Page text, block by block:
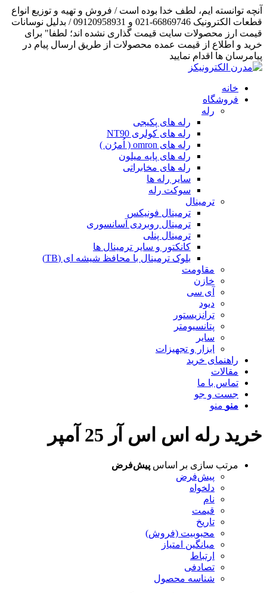
آنچه توانسته ایم، لطف خدا بوده است / فروش و تهیه و توزیع انواع
قطعات الکترونیک 66869746-021 و 09120958931 / بدلیل نوسانات
قیمت ارز محصولات سایت قیمت گذاری نشده اند؛ لطفا" برای
خرید و اطلاع از قیمت عمده محصولات از طریق ارسال پیام در
پیامرسان ها اقدام نمایید
خانه
فروشگاه
رله
رله های پکیجی
رله های کولری NT90
رله های omron ( اُمرُن )
رله های پایه میلون
رله های مخابراتی
سایر رله ها
سوکت رله
ترمینال
ترمینال فونیکس
ترمینال روبردی آسانسوری
ترمینال پنلی
کانکتور و سایر ترمینال ها
بلوک ترمینال با محافظ شیشه ای (TB)
مقاومت
خازن
آی سی
دیود
ترانزیستور
پتانسیومتر
سایر
ابزار و تجهیزات
راهنمای خرید
مقالات
تماس با ما
جست و جو
منو منو
خرید رله اس اس آر 25 آمپر
مرتب سازی بر اساس پیش‌فرض
پیش‌فرض
دلخواه
نام
قیمت
تاریخ
محبوبیت (فروش)
میانگین امتیاز
ارتباط
تصادفی
شناسه محصول